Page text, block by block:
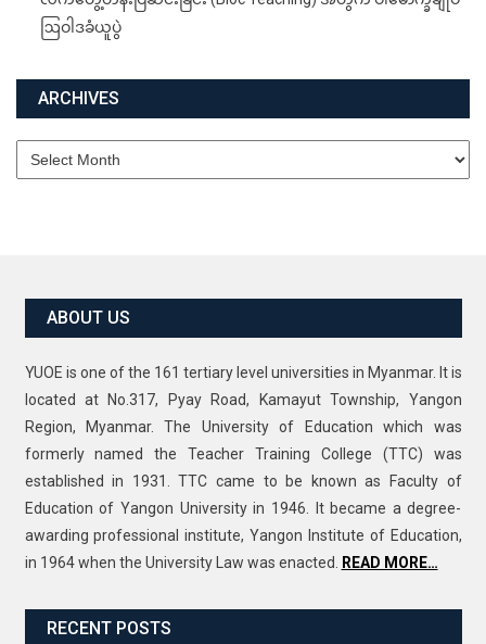
Archives
Region, Myanmar. The University of Education which was
formerly named the Teacher Training College (TTC) was
established in 1931. TTC came to be known as Faculty of
Education of Yangon University in 1946. It became a degree-
awarding professional institute, Yangon Institute of Education,
in 1964 when the University Law was enacted.READ MORE…
RECENT POSTS
ရန်ကုန်ပညာရေးတက္ကသိုလ် နိုင်ငံတကာစာတတ်မြောက်ရေးနေ့
ရန်ကုန်ပညာရေးတက္ကသိုလ် ရုရှားဘာသာစကားသင်တန်း